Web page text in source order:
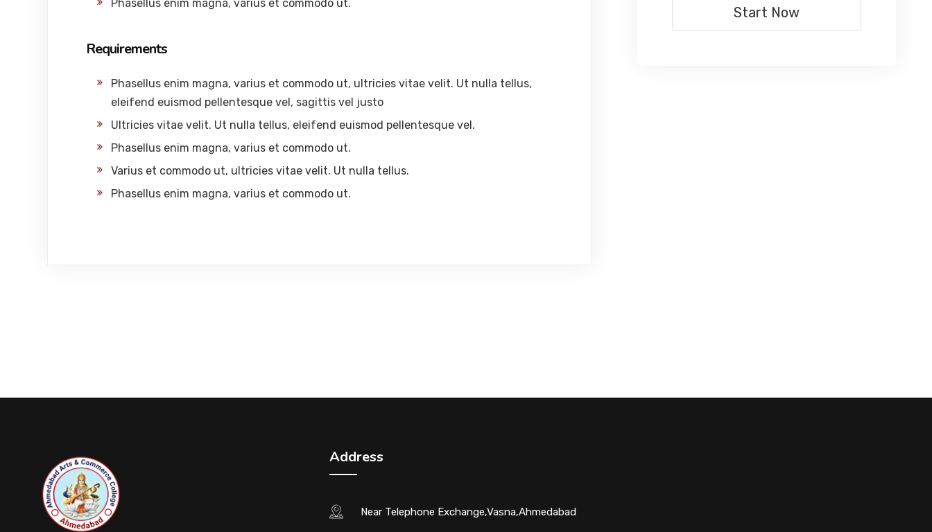
Phasellus enim magna, varius et commodo ut.
Requirements
Phasellus enim magna, varius et commodo ut, ultricies vitae velit. Ut nulla tellus,
eleifend euismod pellentesque vel, sagittis vel justo
Ultricies vitae velit. Ut nulla tellus, eleifend euismod pellentesque vel.
Phasellus enim magna, varius et commodo ut.
Varius et commodo ut, ultricies vitae velit. Ut nulla tellus.
Phasellus enim magna, varius et commodo ut.
Start Now
Address
Near Telephone Exchange,Vasna,Ahmedabad